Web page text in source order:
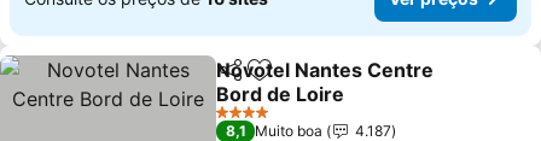
PartilharAdicionar aos favoritos
Novotel Nantes Centre
Bord de Loire
4 Estrelas
8,1 Muito boa
4.187